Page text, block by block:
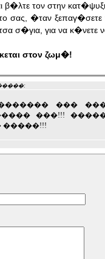
τον στην
σας, �ταν
σ�για, για να κ�νετε
στον ζωμ�!
���
���!!!